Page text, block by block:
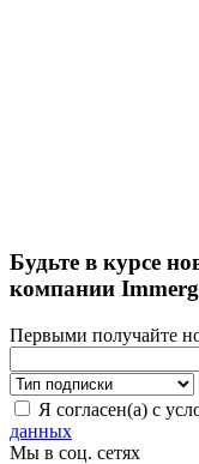
Будьте в курсе
компании
Первыми получайте
Я согласен(а) с
данных
Мы в соц. сетях